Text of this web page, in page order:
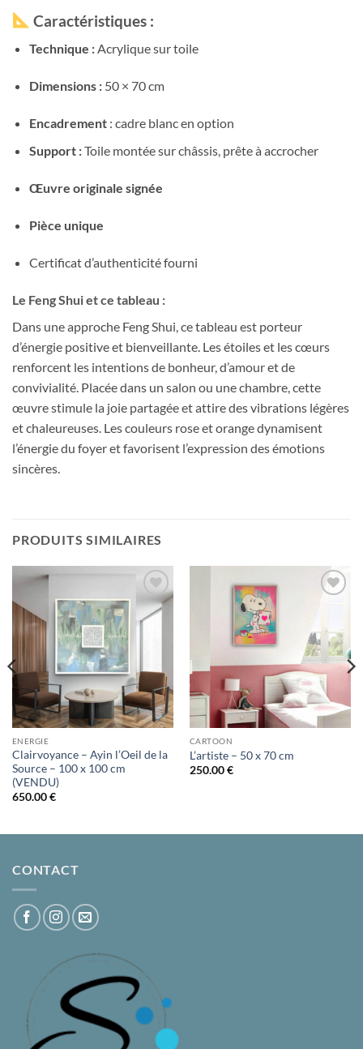
Caractéristiques :
Technique :Acrylique sur toile
Dimensions :50 × 70 cm
Encadrement: cadre blanc en option
Support :Toile montée sur châssis, prête à accrocher
Œuvre originale signée
Pièce unique
Certificat d’authenticité fourni
Le Feng Shui et ce tableau :
Dans une approche Feng Shui, ce tableau est porteur
d’énergie positive et bienveillante. Les étoiles et les cœurs
renforcent les intentions de bonheur, d’amour et de
convivialité. Placée dans un salon ou une chambre, cette
œuvre stimule la joie partagée et attire des vibrations légères
et chaleureuses. Les couleurs rose et orange dynamisent
l’énergie du foyer et favorisent l’expression des émotions
sincères.
PRODUITS SIMILAIRES
Ajouter
à la liste
ENERGIE
Clairvoyance – Ayin l’Oeil de la
Source – 100 x 100 cm
(VENDU)
650.00€
d’envies
CARTOON
L’artiste – 50 x 70 cm
250.00€
CONTACT